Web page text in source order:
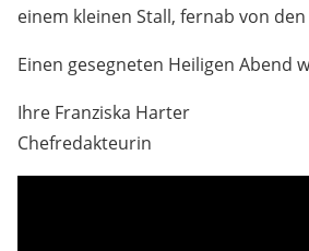
einem kleinen Stall, fernab von
Einen gesegneten Heiligen Abend
Ihre Franziska Harter
Chefredakteurin